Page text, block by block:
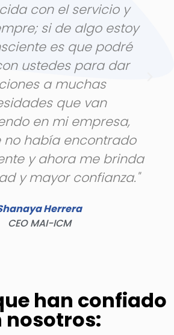
con el servicio y
si de algo estoy
es que podré
ustedes para dar
a muchas
que van
en mi empresa,
no había encontrado
y ahora me brinda
y mayor confianza."
Herrera
CEO MAI-ICM
han confiado
nosotros: